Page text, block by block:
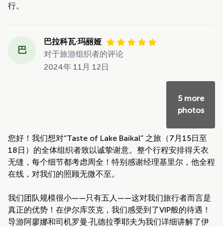
行。
巴
巴拉科瓦·玛丽娅
对于旅游组织者的评论
2024年 11月 12日
5 more
photos
您好！我们想对“Taste of Lake Baikal” 之旅（7月15日至
18日）的全体组织者致以诚挚谢意。整个行程安排得天衣
无缝，每个细节都考虑周全！特别感谢经理基里尔，他全程
在线，对我们的照顾无微不至。
我们团队规模很小——只有五人——这对我们旅行者而言是
真正的优势！在伊尔库茨克，我们感受到了VIP般的待遇！
导游阿廖娜和司机罗曼·孔德拉季耶夫为我们详细讲解了伊